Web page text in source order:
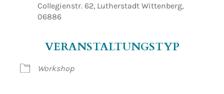
Collegienstr. 62, Lutherstadt Wittenberg,
06886
VERANSTALTUNGSTYP
Workshop